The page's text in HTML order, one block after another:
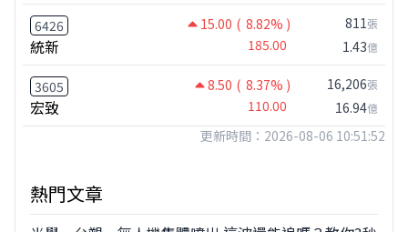
6426 15.00 ( 8.82% )
統新 185.00
811張
1.43億
3605 8.50 ( 8.37% )
宏致 110.00
16,206張
16.94億
更新時間：2026-08-06 10:51:52
熱門文章